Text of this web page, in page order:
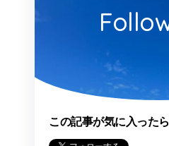
この記事が気に入った